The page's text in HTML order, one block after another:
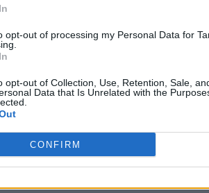
opt-out of processing my Personal Data for
opt-out of Collection, Use, Retention, Sale,
Data that Is Unrelated with the
CONFIRM
per il Test di Medicina e di
Cagliari: domande di
di biologia
di biologia